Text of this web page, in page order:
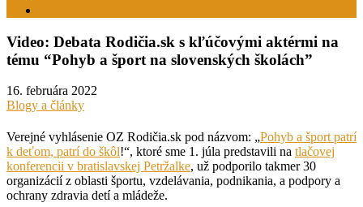
Video: Debata Rodičia.sk s kľúčovými aktérmi na
tému “Pohyb a šport na slovenských školách”
16. februára 2022
Blogy a články
Verejné vyhlásenie OZ Rodičia.sk pod názvom: „Pohyb a šport patrí
k deťom, patrí do škôl!“, ktoré sme 1. júla predstavili na tlačovej
konferencii v bratislavskej Petržalke, už podporilo takmer 30
organizácií z oblasti športu, vzdelávania, podnikania, a podpory a
ochrany zdravia detí a mládeže.